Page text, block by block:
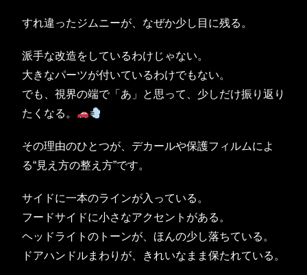
すれ違ったジムニーが、なぜか少し目に残る。
派手な改造をしているわけじゃない。
大きなパーツが付いているわけでもない。
でも、視界の端で「あ」と思って、少しだけ振り返り
たくなる。
その理由のひとつが、デカールや保護フィルムによ
る“見え方の整え方”です。
サイドに一本のラインが入っている。
フードサイドに小さなアクセントがある。
ヘッドライトのトーンが、ほんの少し落ちている。
ドアハンドルまわりが、きれいなまま保たれている。